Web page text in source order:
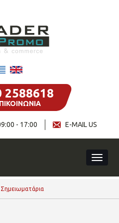
2588618
E-MAIL US
- 17:00
Σημειωματάρια